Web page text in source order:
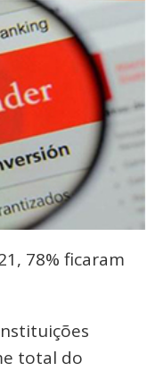
78% ficaram
total do